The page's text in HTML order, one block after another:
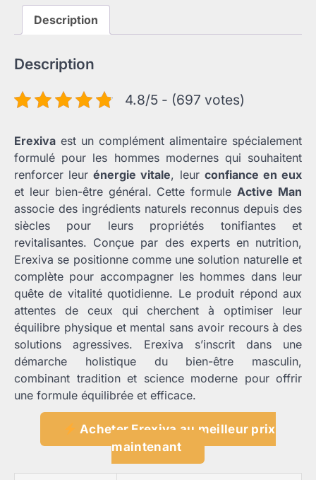
Description
Description
4.8/5 - (697 votes)
Erexiva est un complément alimentaire spécialement
formulé pour les hommes modernes qui souhaitent
renforcer leurénergie vitale, leur confiance en eux
et leur bien-être général. Cette formuleActive Man
associe des ingrédients naturels reconnus depuis des
siècles pour leurs propriétés tonifiantes et
revitalisantes. Conçue par des experts en nutrition,
Erexiva se positionne comme une solution naturelle et
complète pour accompagner les hommes dans leur
quête de vitalité quotidienne. Le produit répond aux
attentes de ceux qui cherchent à optimiser leur
équilibre physique et mental sans avoir recours à des
solutions agressives. Erexiva s’inscrit dans une
démarche holistique du bien-être masculin,
combinant tradition et science moderne pour offrir
une formule équilibrée et efficace.
Acheter Erexiva au meilleur prix
maintenant